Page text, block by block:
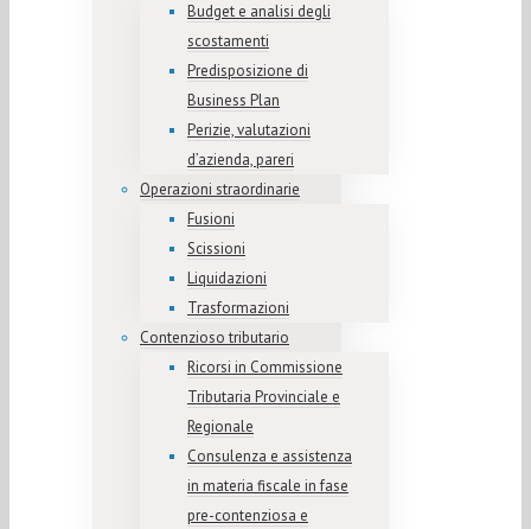
Budget e analisi degli
scostamenti
Predisposizione di
Business Plan
Perizie, valutazioni
d’azienda, pareri
Operazioni straordinarie
Fusioni
Scissioni
Liquidazioni
Trasformazioni
Contenzioso tributario
Ricorsi in Commissione
Tributaria Provinciale e
Regionale
Consulenza e assistenza
in materia fiscale in fase
pre-contenziosa e